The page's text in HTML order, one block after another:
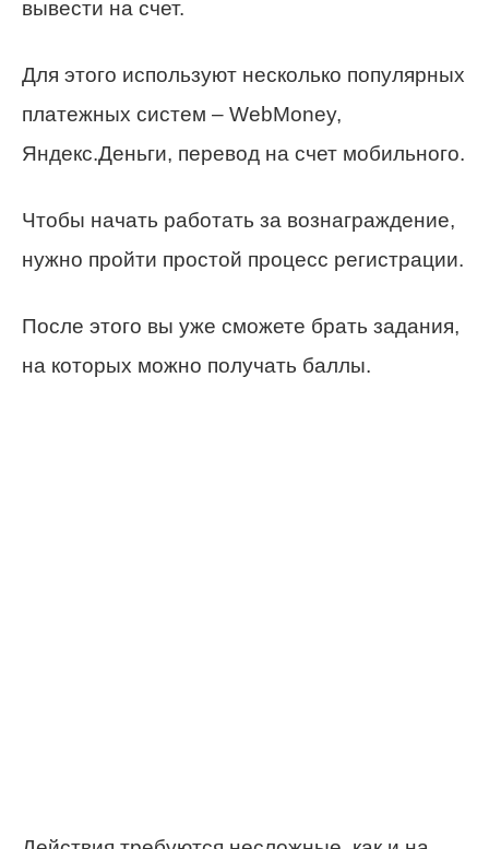
вывести на счет.
Для этого используют несколько популярных
платежных систем – WebMoney,
Яндекс.Деньги, перевод на счет мобильного.
Чтобы начать работать за вознаграждение,
нужно пройти простой процесс регистрации.
После этого вы уже сможете брать задания,
на которых можно получать баллы.